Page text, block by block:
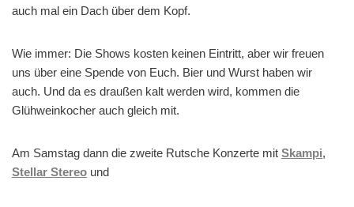
auch mal ein Dach über dem Kopf.
Wie immer: Die Shows kosten keinen Eintritt, aber wir freuen
uns über eine Spende von Euch. Bier und Wurst haben wir
auch. Und da es draußen kalt werden wird, kommen die
Glühweinkocher auch gleich mit.
Am Samstag dann die zweite Rutsche Konzerte mit Skampi,
Stellar Stereo und